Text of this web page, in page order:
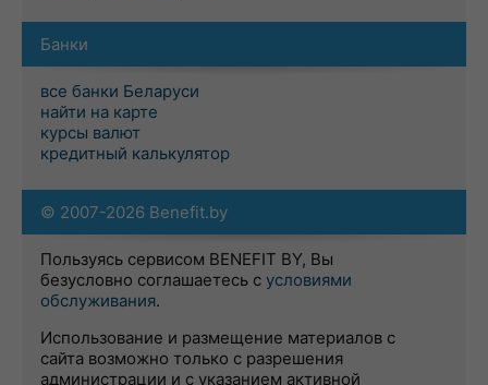
Банки
все банки Беларуси
найти на карте
курсы валют
кредитный калькулятор
© 2007-2026 Benefit.by
Пользуясь сервисом BENEFIT BY, Вы
безусловно соглашаетесь с условиями
обслуживания.
Использование и размещение материалов с
сайта возможно только с разрешения
администрации и с указанием активной